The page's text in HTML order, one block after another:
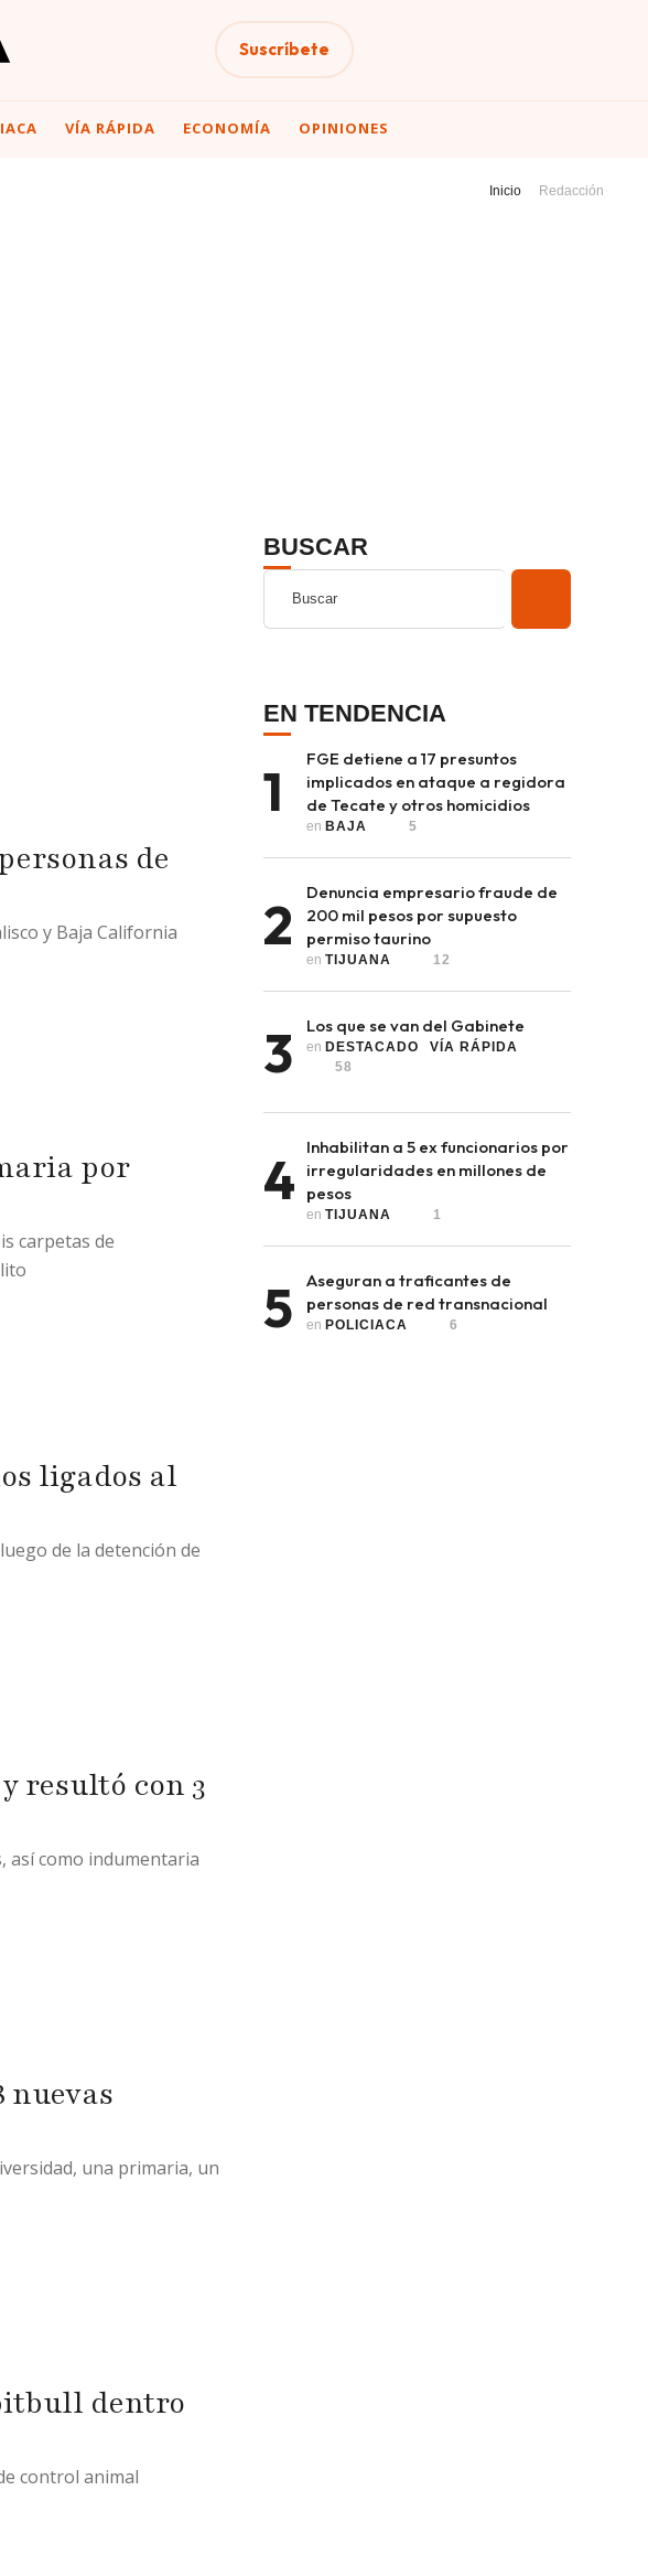
Suscríbete
VÍA RÁPIDA ECONOMÍA OPINIONES
Inicio Redacción
de
y Baja California
por
carpetas de
ligados al
de la detención de
resultó con 3
así como indumentaria
una primaria, un
dentro
control animal
BUSCAR
EN TENDENCIA
1
FGE detiene a 17 presuntos
implicados en ataque a regidora
de Tecate y otros homicidios
en BAJA 5
2
Denuncia empresario fraude de
200 mil pesos por supuesto
permiso taurino
en TIJUANA 12
3 Los que se van del Gabinete
en DESTACADO
VÍA RÁPIDA
58
4
Inhabilitan a 5 ex funcionarios por
irregularidades en millones de
pesos
en TIJUANA 1
5
Aseguran a traficantes de
personas de red transnacional
en POLICIACA 6